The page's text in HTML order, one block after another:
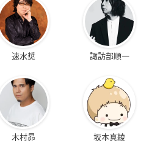
速水奨 諏訪部順一
木村昴 坂本真綾